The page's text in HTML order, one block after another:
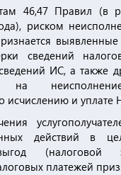
46,47 Правил (в
риском
сведений
ИС, а также
на
исчислению и
действий в
(налоговой
платежей